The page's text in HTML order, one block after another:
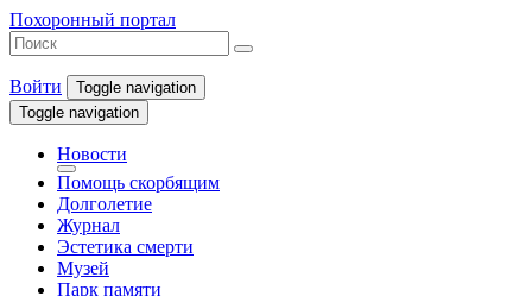
Похоронный портал
Войти
Toggle navigation
Toggle navigation
Новости
Помощь скорбящим
Долголетие
Журнал
Эстетика смерти
Музей
Парк памяти